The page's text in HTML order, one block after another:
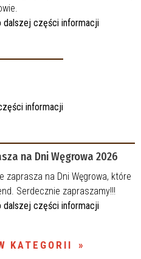
dalszej części informacji
informacji
na Dni Węgrowa 2026
zaprasza na Dni Węgrowa, które
Serdecznie zapraszamy!!!
dalszej części informacji
KATEGORII